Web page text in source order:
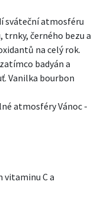
sváteční atmosféru
trnky, černého bezu a
na celý rok.
badyán a
Vanilka bourbon
atmosféry Vánoc -
C a